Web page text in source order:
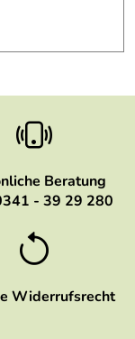
Beratung
- 39 29 280
Widerrufsrecht